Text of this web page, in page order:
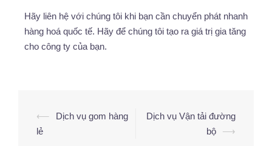
Hãy liên hệ với chúng tôi khi bạn cần chuyển phát nhanh
hàng hoá quốc tế. Hãy để chúng tôi tạo ra giá trị gia tăng
cho công ty của bạn.
⟵
Dịch vụ gom hàng
lẻ
Dịch vụ Vận tải đường
bộ
⟶